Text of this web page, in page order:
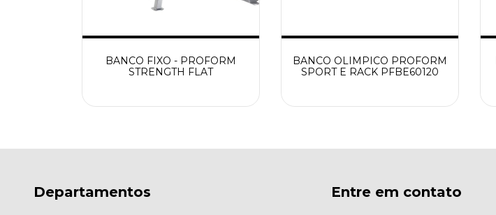
BANCO FIXO - PROFORM
STRENGTH FLAT
BANCO OLIMPICO PROFORM
SPORT E RACK PFBE60120
Departamentos Entre em contato